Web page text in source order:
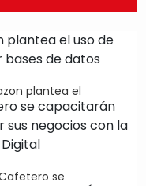
plantea el
se